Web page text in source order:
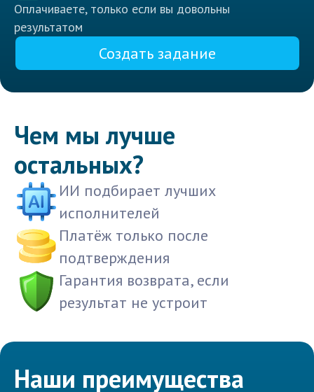
Оплачиваете, только если вы довольны
результатом
Создать задание
Чем мы лучше
остальных?
ИИ подбирает лучших
исполнителей
Платёж только после
подтверждения
Гарантия возврата, если
результат не устроит
Наши преимущества